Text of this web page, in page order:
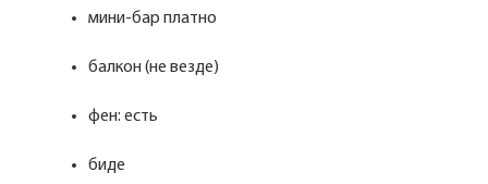
мини-бар платно
балкон (не везде)
фен: есть
биде